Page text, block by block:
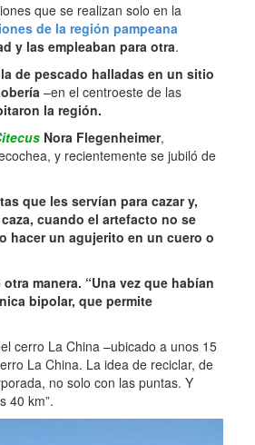
que se realizan solo en la
de la región pampeana
y las empleaban para otra.
de pescado halladas en un sitio
–en el centroeste de las
la región.
Nora Flegenheimer,
y recientemente se jubiló de
que les servían para cazar y,
cuando el artefacto no se
hacer un agujerito en un cuero o
manera. “Una vez que habían
bipolar, que permite
cerro La China –ubicado a unos 15
La China. La idea de reciclar, de
no solo con las puntas. Y
40 km”.